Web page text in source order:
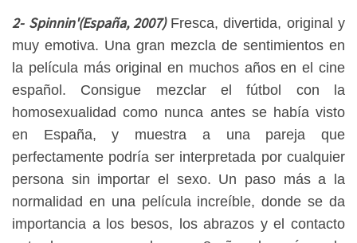
2- Spinnin'(España, 2007) Fresca, divertida, original y
muy emotiva. Una gran mezcla de sentimientos en
la película más original en muchos años en el cine
español. Consigue mezclar el fútbol con la
homosexualidad como nunca antes se había visto
en España, y muestra a una pareja que
perfectamente podría ser interpretada por cualquier
persona sin importar el sexo. Un paso más a la
normalidad en una película increíble, donde se da
importancia a los besos, los abrazos y el contacto